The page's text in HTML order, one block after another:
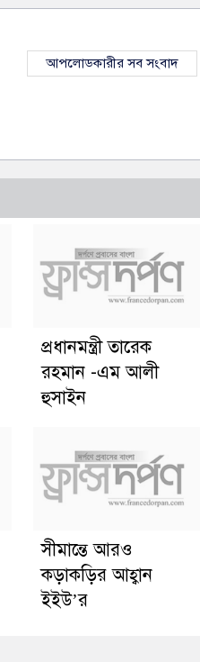
আপলোডকারীর সব সংবাদ
প্রধানমন্ত্রী তারেক
রহমান -এম আলী
হুসাইন
সীমান্তে আরও
কড়াকড়ির আহ্বান
ইইউ’র